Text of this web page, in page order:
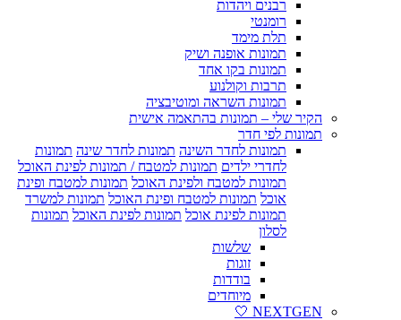
רבנים ויהדות
רומנטי
תלת מימד
תמונות אופנה ושיק
תמונות בקו אחד
תרבות וקולנוע
תמונות השראה ומוטיבציה
הקיר שלי – תמונות בהתאמה אישית
תמונות לפי חדר
תמונות לחדר השינה תמונות לחדר שינה תמונות
לחדרי ילדים תמונות למטבח / תמונות לפינת האוכל
תמונות למטבח ולפינת האוכל תמונות למטבח ופינת
אוכל תמונות למטבח ופינת האוכל תמונות למשרד
תמונות לפינת אוכל תמונות לפינת האוכל תמונות
לסלון
שלשות
זוגות
בודדות
מיוחדים
NEXTGEN 🤍